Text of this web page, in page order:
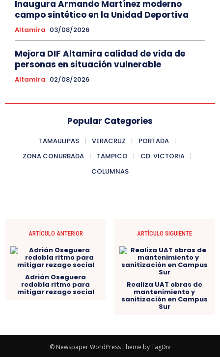
Inaugura Armando Martínez moderno
campo sintético en la Unidad Deportiva
Altamira 03/08/2026
Mejora DIF Altamira calidad de vida de
personas en situación vulnerable
Altamira 02/08/2026
Popular Categories
TAMAULIPAS VERACRUZ
PORTADA
ZONA CONURBADA
TAMPICO
CD. VICTORIA
COLUMNAS
ARTÍCULO ANTERIOR
Adrián Oseguera
redobla ritmo para
mitigar rezago social
ARTÍCULO SIGUIENTE
Realiza UAT obras de
mantenimiento y
sanitización en Campus
Sur
© Newspaper WordPress Theme by TagDiv